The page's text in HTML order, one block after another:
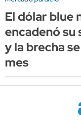
El dólar blue
encadenó su
y la brecha
mes